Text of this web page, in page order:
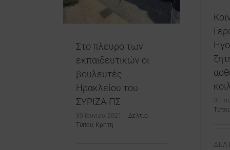
Στο πλευρό των
εκπαιδευτικών οι
βουλευτές
Ηρακλείου του
ΣΥΡΙΖΑ-ΠΣ
30 Ιουνίου, 2021
Δελτία
Τύπου Κρήτη
30
Τύπου